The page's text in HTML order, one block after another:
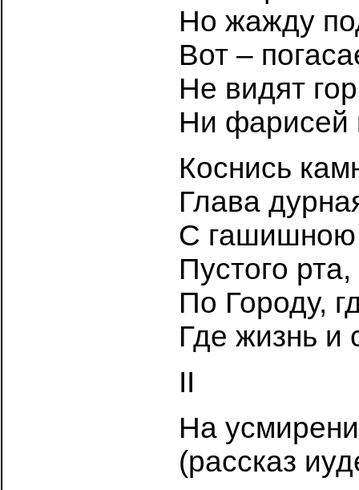
Но жажду
Вот –
Не видят
Ни фарисей
Коснись
Глава
С гашишною
Пустого
По Городу,
Где жизнь и
II
На
(рассказ